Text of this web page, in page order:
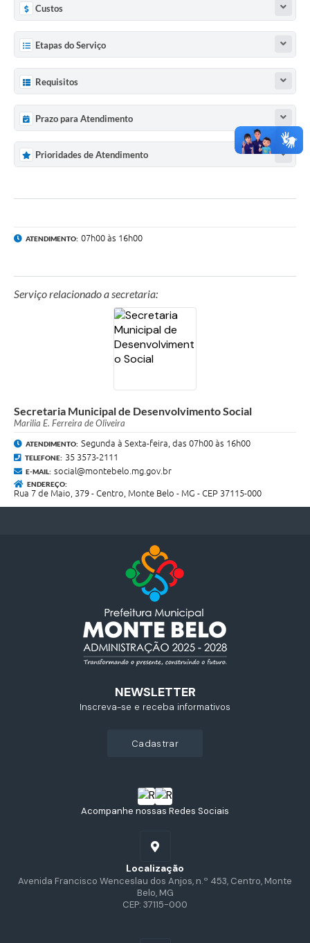
Custos
Etapas do Serviço
Requisitos
Prazo para Atendimento
Prioridades de Atendimento
ATENDIMENTO: 07h00 às 16h00
Serviço relacionado a secretaria:
Secretaria Municipal de Desenvolvimento Social
Marilia E. Ferreira de Oliveira
ATENDIMENTO: Segunda à Sexta-feira, das 07h00 às 16h00
TELEFONE: 35 3573-2111
E-MAIL: social@montebelo.mg.gov.br
ENDEREÇO:
Rua 7 de Maio, 379 - Centro, Monte Belo - MG - CEP 37115-000
Acompanhe nossas Redes Sociais
Localização
Avenida Francisco Wenceslau dos Anjos, n.º 453, Centro, Monte
Belo, MG
CEP: 37115-000
NEWSLETTER
Inscreva-se e receba informativos
cadastrar